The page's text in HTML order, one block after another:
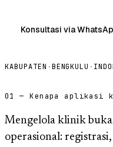
Konsultasi via
KABUPATEN ·BENGKULU ·
01 — Kenapa aplikasi
Mengelola klinik
operasional: